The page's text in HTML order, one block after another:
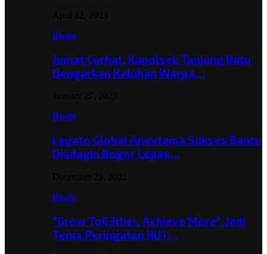
Bisnis
Jumat Curhat, Kapolsek Tanjung Batu
Dengarkan Keluhan Warga…
Bisnis
Legato Global Anextama Sukses Bantu
Disdagin Bogor Lepas…
Bisnis
“Grow To63ther, Achieve More”, Jadi
Tema Peringatan HUT…